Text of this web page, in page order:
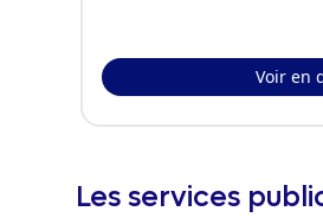
Voir en
Les services